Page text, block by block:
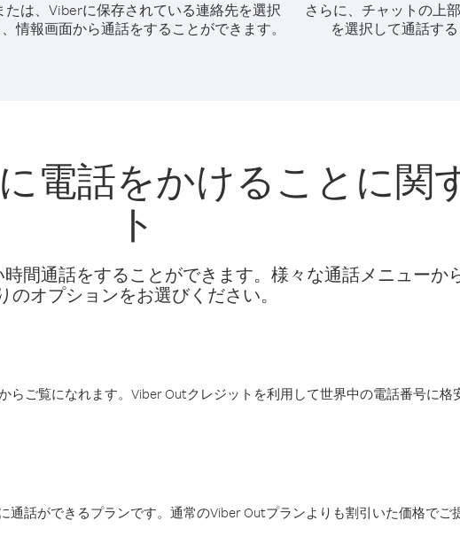
たは、Viberに保存されている連絡先を選択
、情報画面から通話をすることができます。
さらに、チャットの上
を選択して通話する
電話をかけることに関
ト
間通話をすることができます。様々な通話メニューか
のオプションをお選びください。
らご覧になれます。Viber Outクレジットを利用して世界中の電話番号に格
話ができるプランです。通常のViber Outプランよりも割引いた価格でご